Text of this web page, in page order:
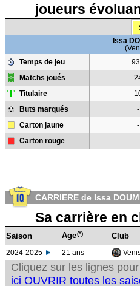
joueurs
Issa
Temps de jeu
Matchs joués
T Titulaire
Buts marqués -
Carton jaune -
Carton rouge -
CARRIERE de Issa
Sa carrière en
Saison Age(*) Club
2024-2025 21 ans
Cliquez sur les lignes
ici OUVRIR toutes les